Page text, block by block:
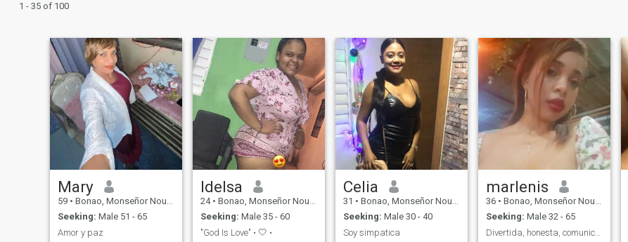
1 - 35 of 100
Mary
59 • Bonao, Monseñor Nouel, Dominican Republic
Seeking: Male 51 - 65
Amor y paz
Idelsa
24 • Bonao, Monseñor Nouel, Dominican Republic
Seeking: Male 35 - 60
"God Is Love" • 🤍 •
Celia
31 • Bonao, Monseñor Nouel, Dominican Republic
Seeking: Male 30 - 40
Soy simpatica
marlenis
36 • Bonao, Monseñor Nouel, Dominican Republic
Seeking: Male 32 - 65
Divertida, honesta, comunicativa.